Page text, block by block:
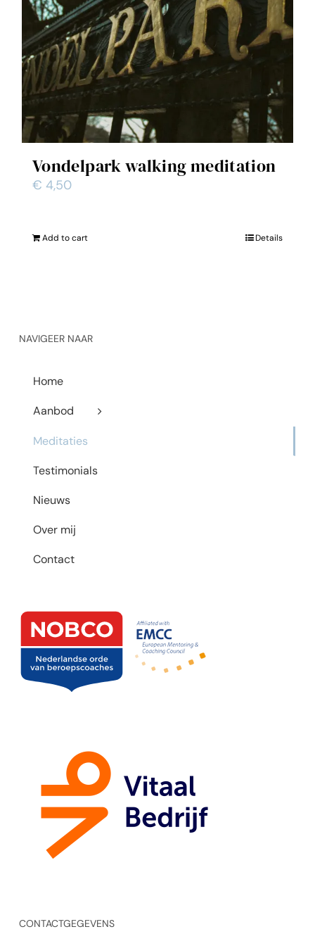
Vondelpark walking meditation
€ 4,50
Add to cart Details
NAVIGEER NAAR
Home
Aanbod
Meditaties
Testimonials
Nieuws
Over mij
Contact
CONTACTGEGEVENS